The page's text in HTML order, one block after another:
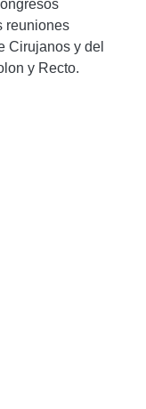
reuniones
Cirujanos y del
y Recto.